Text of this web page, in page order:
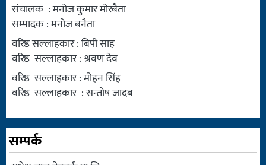
संचालक : मनोज कुमार मोरबैता
सम्पादक : मनोज बनैता
वरिष्ठ सल्लाहकार : बिपी साह
वरिष्ठ सल्लाहकार : श्रवण देव
वरिष्ठ सल्लाहकार : मोहन सिंह
वरिष्ठ सल्लाहकार : सन्तोष जादब
सम्पर्क